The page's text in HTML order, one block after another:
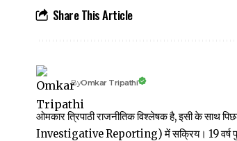
Share This Article
ByOmkar Tripathi
ओमकार त्रिपाठी राजनीतिक विश्लेषक है, इसी के साथ
Investigative Reporting) में सक्रिय। 19 वर्ष